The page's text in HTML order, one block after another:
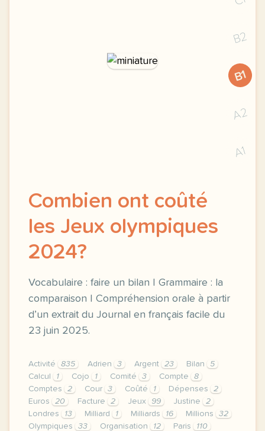
B2
B1
A2
A1
Combien ont coûté
les Jeux olympiques
2024?
Vocabulaire : faire un bilan | Grammaire : la
comparaison | Compréhension orale à partir
d’un extrait du Journal en français facile du
23 juin 2025.
Activité 835 Adrien 3 Argent 23 Bilan
5
Calcul
1 Cojo 1 Comité 3 Compte
8
Comptes
2 Cour 3 Coûté 1 Dépenses
2
Euros
20 Facture 2 Jeux 99 Justine
2
Londres
13 Milliard 1 Milliards 16 Millions
32
Olympiques
33 Organisation 12 Paris
110